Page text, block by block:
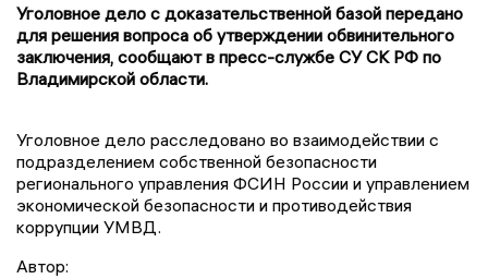
Уголовное дело с доказательственной базой передано
для решения вопроса об утверждении обвинительного
заключения, сообщают в пресс-службе СУ СК РФ по
Владимирской области.
Уголовное дело расследовано во взаимодействии с
подразделением собственной безопасности
регионального управления ФСИН России и управлением
экономической безопасности и противодействия
коррупции УМВД.
Автор: